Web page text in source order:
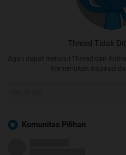
Thread Tidak
Agan dapat mencari Thread dan
Menemukan inspirasi
Komunitas Pilihan